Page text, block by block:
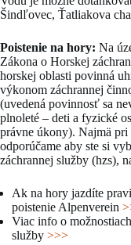
Šindľovec, Ťatliakova
Poistenie na hory: Na
Zákona o Horskej
horskej oblasti povinná
výkonom záchrannej
(uvedená povinnosť sa
plnoleté – deti a fyzické
právne úkony). Najmä
odporúčame aby ste si
záchrannej služby (hzs),
Ak na hory jazdíte
poistenie Alpenverein
Viac info o
služby >>>